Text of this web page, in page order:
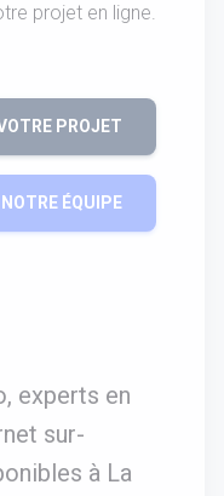
projet en ligne.
PROJET
ÉQUIPE
experts en
sur-
à La